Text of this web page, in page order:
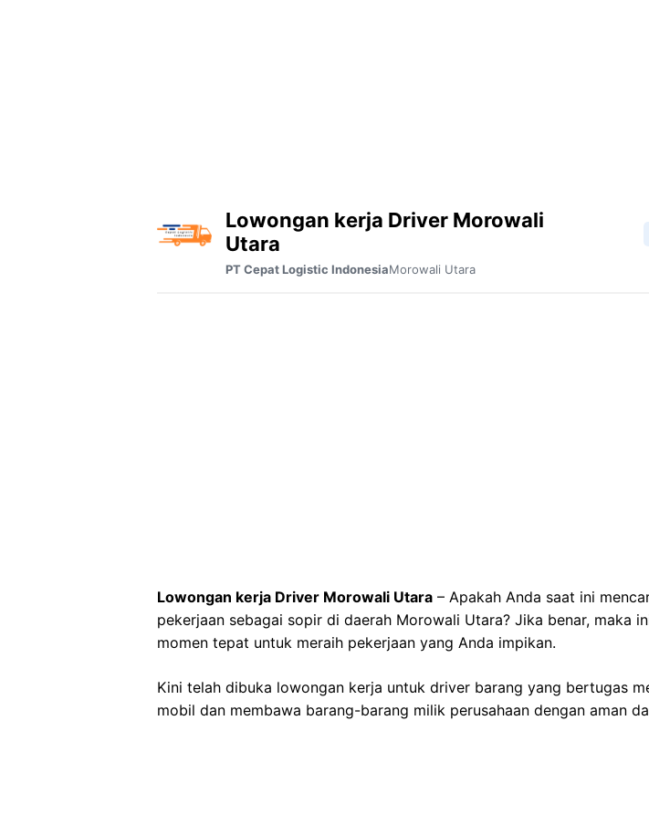
Lowongan kerja Driver Morowali
Utara
PT Cepat Logistic IndonesiaMorowali Utara
Lowongan kerja Driver Morowali Utara – Apakah Anda saat ini
pekerjaan sebagai sopir di daerah Morowali Utara? Jika benar, maka
momen tepat untuk meraih pekerjaan yang Anda impikan.
Kini telah dibuka lowongan kerja untuk driver barang yang bertugas
mobil dan membawa barang-barang milik perusahaan dengan aman